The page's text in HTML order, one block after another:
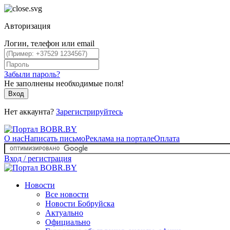
Авторизация
Логин, телефон или email
Забыли пароль?
Не заполнены необходимые поля!
Вход
Нет аккаунта? Зарегистрируйтесь
О насНаписать письмоРеклама на порталеОплата
Вход / регистрация
Новости
Все новости
Новости Бобруйска
Актуально
Официально